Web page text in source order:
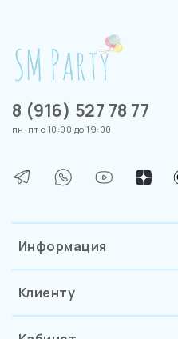
Информация
Клиенту
8 (916) 527 78 77
пн-пт с 10:00 до 19:00